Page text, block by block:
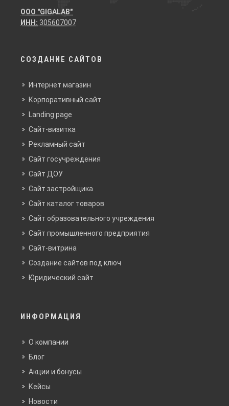
ООО "GIGALAB"
ИНН: 305607007
СОЗДАНИЕ САЙТОВ
Интернет магазин
Корпоративный сайт
Landing page
Сайт-визитка
Рекламный сайт
Сайт госучреждения
Сайт ДОУ
Сайт застройщика
Сайт каталог товаров
Сайт образовательного учреждения
Сайт промышленного предприятия
Сайт-витрина
Создание сайтов под ключ
Юридический сайт
ИНФОРМАЦИЯ
О компании
Блог
Акции и бонусы
Кейсы
Новости